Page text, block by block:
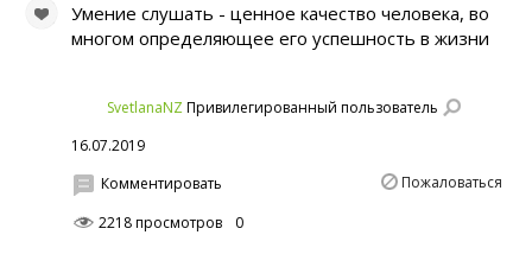
Умение слушать - ценное качество человека, во
многом определяющее его успешность в жизни
SvetlanaNZПривилегированный пользователь
16.07.2019
Пожаловаться
Комментировать
2218 просмотров
0